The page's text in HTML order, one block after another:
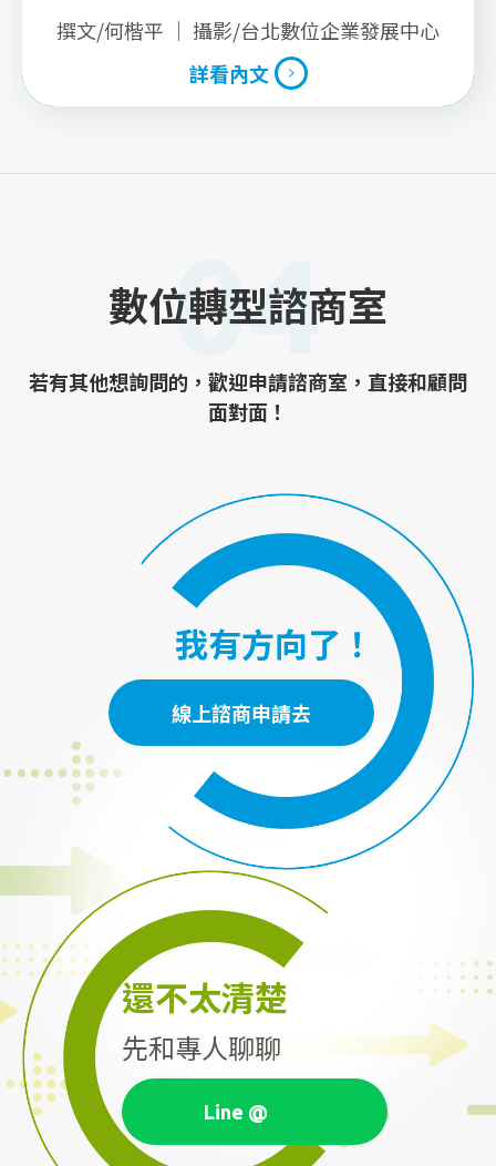
市場的關鍵。
撰文/何楷平 ｜ 攝影/台北數位企業發展中心
詳看內文
04
數位轉型諮商室
若有其他想詢問的，歡迎申請諮商室，直接和顧問
面對面！
我有方向了！
線上諮商申請去
線上諮商申請去
還不太清楚
先和專人聊聊